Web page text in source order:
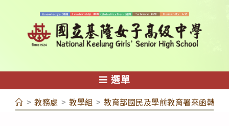
容
選單
> 教務處 > 教學組 > 教育部國民及學前教育署來函轉知